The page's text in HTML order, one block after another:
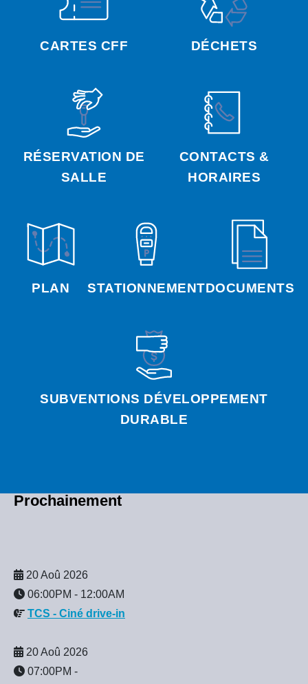
CARTES CFF DÉCHETS
RÉSERVATION DE
SALLE
CONTACTS &
HORAIRES
PLAN STATIONNEMENTDOCUMENTS
SUBVENTIONS DÉVELOPPEMENT
DURABLE
Prochainement
20 Aoû 2026
06:00PM - 12:00AM
TCS - Ciné drive-in
20 Aoû 2026
07:00PM -